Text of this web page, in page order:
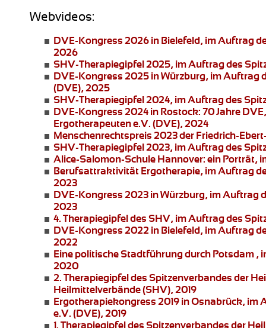
Webvideos:
DVE-Kongress 2026 in Bielefeld, im Auftrag
2026
SHV-Therapiegipfel 2025, im Auftrag des
DVE-Kongress 2025 in Würzburg, im Auftrag
(DVE), 2025
SHV-Therapiegipfel 2024, im Auftrag des
DVE-Kongress 2024 in Rostock: 70 Jahre
Ergotherapeuten e.V. (DVE), 2024
Menschenrechtspreis 2023der Friedrich-
SHV-Therapiegipfel 2023, im Auftrag des
Alice-Salomon-Schule Hannover: ein Porträt,
Berufsattraktivität Ergotherapie, im Auftrag
2023
DVE-Kongress 2023 in Würzburg, im Auftrag
2023
4. Therapiegipfeldes SHV, im Auftrag des
DVE-Kongress 2022 in Bielefeld, im Auftrag
2022
Eine politische Stadtführung durch Potsdam ,
2020
2. Therapiegipfel des Spitzenverbandes der
Heilmittelverbände (SHV), 2019
Ergotherapiekongress 2019 in Osnabrück, im
e.V. (DVE), 2019
1. Therapiegipfel des Spitzenverbandes der